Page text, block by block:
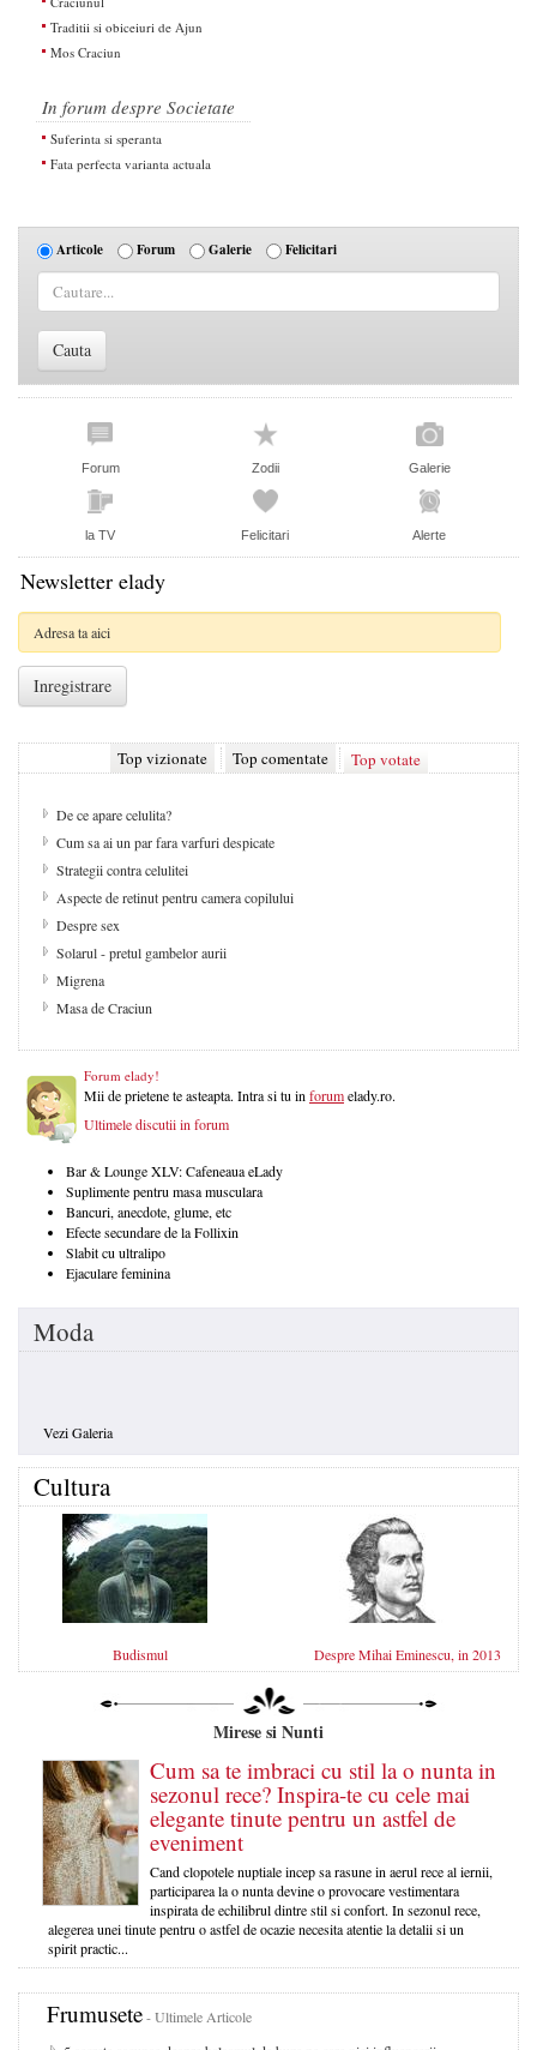
Traditii si obiceiuri de Ajun
Mos Craciun
In forum despre Societate
Suferinta si speranta
Fata perfecta varianta actuala
Articole Forum Galerie Felicitari
Forum Zodii Galerie
la TV Felicitari Alerte
Newsletter elady
Top vizionate Top comentate Top votate
De ce apare celulita?
Cum sa ai un par fara varfuri despicate
Strategii contra celulitei
Aspecte de retinut pentru camera copilului
Despre sex
Solarul - pretul gambelor aurii
Migrena
Masa de Craciun
Forum elady!
Mii de prietene te asteapta. Intra si tu in forumelady.ro.
Ultimele discutii in forum
Bar & Lounge XLV: Cafeneaua eLady
Suplimente pentru masa musculara
Bancuri, anecdote, glume, etc
Efecte secundare de la Follixin
Slabit cu ultralipo
Ejaculare feminina
Moda
Vezi Galeria
Cultura
Budismul Despre Mihai Eminescu, in 2013
Mirese si Nunti
Cum sa te imbraci cu stil la o nunta in
sezonul rece? Inspira-te cu cele mai
elegante tinute pentru un astfel de
eveniment
Cand clopotele nuptiale incep sa rasune in aerul rece al iernii,
participarea la o nunta devine o provocare vestimentara
inspirata de echilibrul dintre stil si confort. In sezonul rece,
alegerea unei tinute pentru o astfel de ocazie necesita atentie la detalii si un
spirit practic...
Frumusete- Ultimele Articole